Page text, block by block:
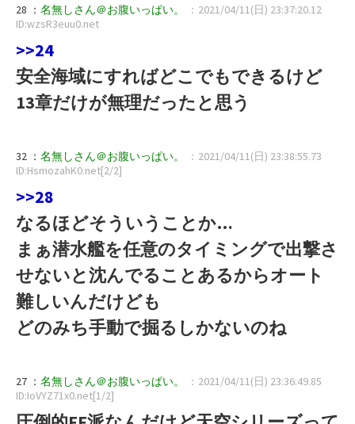
28 ： 名無しさん＠お腹いっぱい。
：2021/04/11(日) 23:37:20.12
ID:wzsR3euu0.net
>>24
安全海域にすればどこでもできるけど
13章だけが無理だったと思う
32 ： 名無しさん＠お腹いっぱい。
：2021/04/11(日) 23:38:55.73
ID:HsmozahK0.net[2/2]
>>28
なるほどそういうことか…
まぁ潜水艦を任意のタイミングで出撃さ
せないと沈んでることあるからオート
難しいんだけども
どのみち手動で掘るしかないのね
27 ： 名無しさん＠お腹いっぱい。
：2021/04/11(日) 23:36:49.85
ID:IoVYZ71x0.net[1/2]